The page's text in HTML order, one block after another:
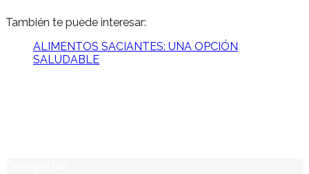
También te puede interesar:
ALIMENTOS SACIANTES: UNA OPCIÓN
SALUDABLE